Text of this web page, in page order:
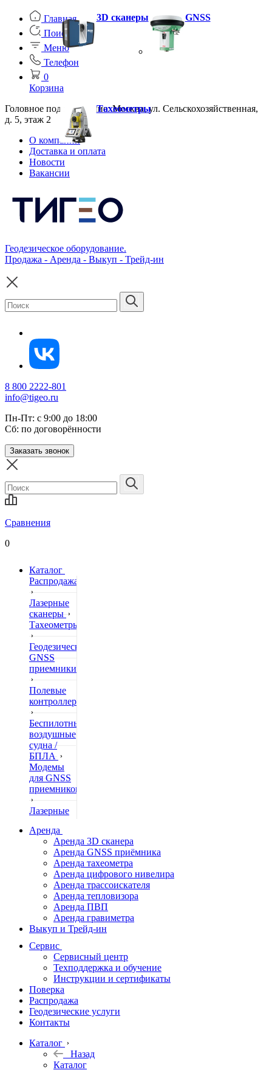
Главная
Поиск
Меню
Телефон
0
Корзина
Головное подразделение: Москва, ул. Сельскохозяйственная,
д. 5, этаж 2
О компании
Доставка и оплата
Новости
Вакансии
Геодезическое оборудование.
Продажа - Аренда - Выкуп - Трейд-ин
8 800 2222-801
info@tigeo.ru
Пн-Пт: с 9:00 до 18:00
Сб: по договорённости
Заказать звонок
Сравнения
0
Каталог
Распродажа
Лазерные
сканеры
Тахеометры
Геодезические
GNSS
приемники
Полевые
контроллеры
Беспилотные
воздушные
судна /
БПЛА
Модемы
для GNSS
приемников
Лазерные
Нивелиры
Теодолиты
Трассоискатели
Неразрушающий
контроль
Аксессуары
Софт
Георадары
Акции
Гидрография
Подбор
оборудования
по задачам
Архив
3D сканеры GNSS
Тахеометры
Аренда
Аренда 3D сканера
Аренда GNSS приёмника
Аренда тахеометра
Аренда цифрового нивелира
Аренда трассоискателя
Аренда тепловизора
Аренда ПВП
Аренда гравиметра
Выкуп и Трейд-ин
Сервис
Сервисный центр
Техподдержка и обучение
Инструкции и сертификаты
Поверка
Распродажа
Геодезические услуги
Контакты
Каталог
Назад
Каталог